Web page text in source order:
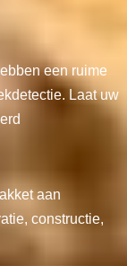
een ruime
Laat uw
aan
constructie,